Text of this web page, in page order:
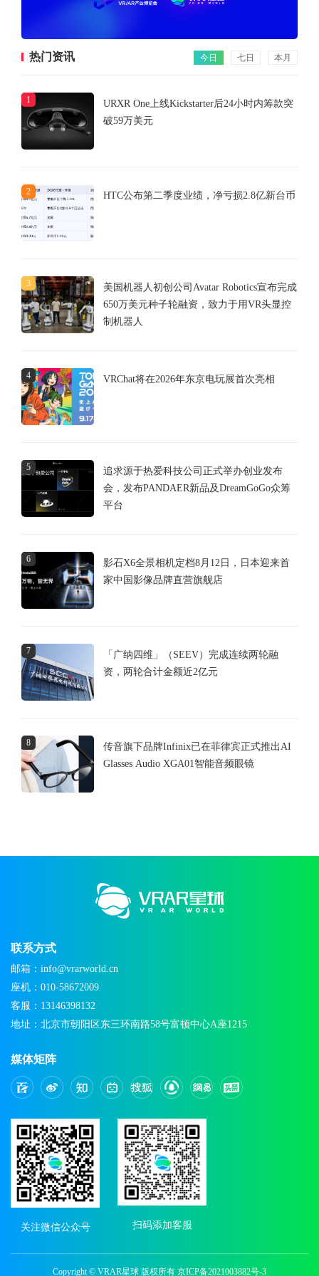
热门资讯 今日 七日 本月
1
URXR One上线Kickstarter后24小时内筹款突
破59万美元
2 HTC公布第二季度业绩，净亏损2.8亿新台币
3
美国机器人初创公司Avatar Robotics宣布完成
650万美元种子轮融资，致力于用VR头显控
制机器人
4 VRChat将在2026年东京电玩展首次亮相
5
追求源于热爱科技公司正式举办创业发布
会，发布PANDAER新品及DreamGoGo众筹
平台
6
影石X6全景相机定档8月12日，日本迎来首
家中国影像品牌直营旗舰店
7
「广纳四维」（SEEV）完成连续两轮融
资，两轮合计金额近2亿元
8
传音旗下品牌Infinix已在菲律宾正式推出AI
Glasses Audio XGA01智能音频眼镜
联系方式
邮箱：info@vrarworld.cn
座机：010-58672009
客服：13146398132
地址：北京市朝阳区东三环南路58号富顿中心A座1215
媒体矩阵
关注微信公众号 扫码添加客服
Copyright © VRAR星球 版权所有 京ICP备2021003882号-3